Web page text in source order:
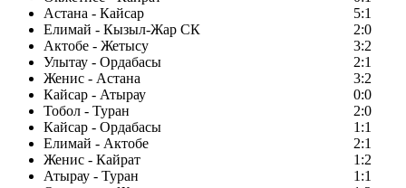
Астана - Кайсар
5:1
Елимай - Кызыл-Жар СК
2:0
Актобе - Жетысу
3:2
Улытау - Ордабасы
2:1
Женис - Астана
3:2
Кайсар - Атырау
0:0
Тобол - Туран
2:0
Кайсар - Ордабасы
1:1
Елимай - Актобе
2:1
Женис - Кайрат
1:2
Атырау - Туран
1:1